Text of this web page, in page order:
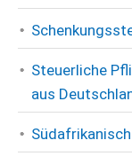
Steuerliche
aus